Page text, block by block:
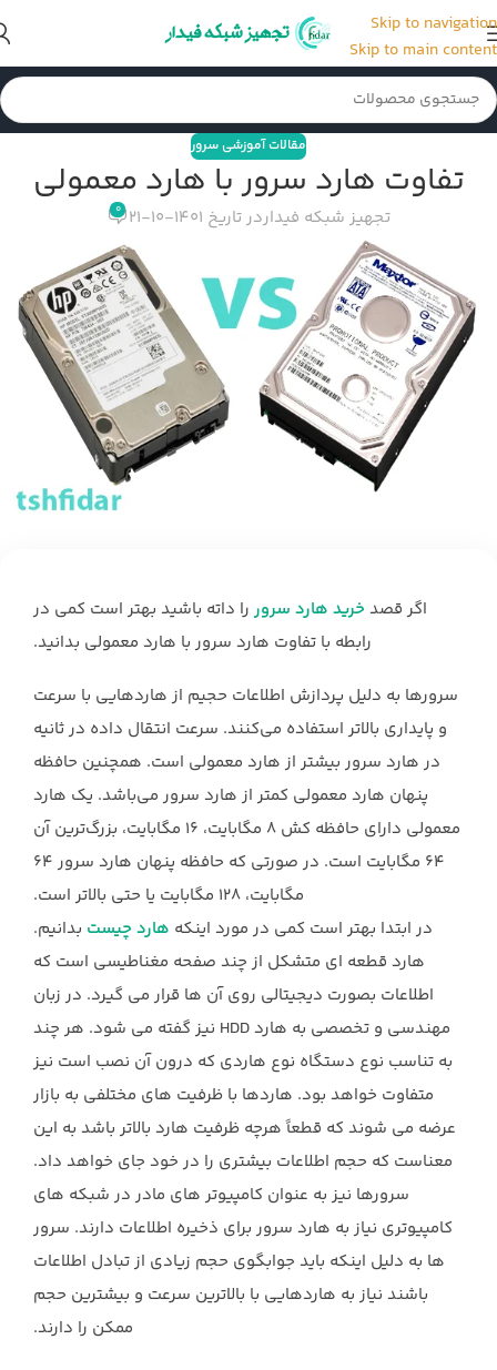
Skip to navigation
Skip to main content
مقالات آموزشی سرور
تفاوت هارد سرور با هارد معمولی
تجهیز شبکه فیداردر تاریخ 1401-10-21 0
اگر قصد خرید هارد سرور را داته باشید بهتر است کمی در
رابطه با تفاوت هارد سرور با هارد معمولی بدانید.
سرورها به دلیل پردازش اطلاعات حجیم از هاردهایی با سرعت
و پایداری بالاتر استفاده می‌کنند. سرعت انتقال داده در ثانیه
در هارد سرور بیشتر از هارد معمولی است. همچنین حافظه
پنهان هارد معمولی کمتر از هارد سرور می‌باشد. یک هارد
معمولی دارای حافظه کش ۸ مگابایت، ۱۶ مگابایت، بزرگ‌ترین آن
۶۴ مگابایت است. در صورتی که حافظه پنهان هارد سرور ۶۴
مگابایت، ۱۲۸ مگابایت یا حتی بالاتر است.
در ابتدا بهتر است کمی در مورد اینکه هارد چیست بدانیم.
هارد قطعه ای متشکل از چند صفحه مغناطیسی است که
اطلاعات بصورت دیجیتالی روی آن ها قرار می گیرد. در زبان
مهندسی و تخصصی به هارد HDD نیز گفته می شود. هر چند
به تناسب نوع دستگاه نوع هاردی که درون آن نصب است نیز
متفاوت خواهد بود. هاردها با ظرفیت های مختلفی به بازار
عرضه می شوند که قطعاً هرچه ظرفیت هارد بالاتر باشد به این
معناست که حجم اطلاعات بیشتری را در خود جای خواهد داد.
سرورها نیز به عنوان کامپیوتر های مادر در شبکه های
کامپیوتری نیاز به هارد سرور برای ذخیره اطلاعات دارند. سرور
ها به دلیل اینکه باید جوابگوی حجم زیادی از تبادل اطلاعات
باشند نیاز به هاردهایی با بالاترین سرعت و بیشترین حجم
ممکن را دارند.